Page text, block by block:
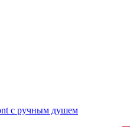
с ручным душем